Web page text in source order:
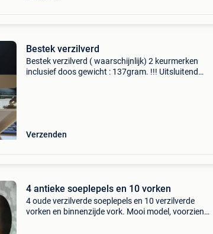
Bestek verzilverd
Bestek verzilverd ( waarschijnlijk) 2 keurmerken
inclusief doos gewicht : 137gram. !!! Uitsluitend
Verzenden
4 antieke soeplepels en 10 vorken
4 oude verzilverde soeplepels en 10 verzilverde
vorken en binnenzijde vork. Mooi model, voorzien